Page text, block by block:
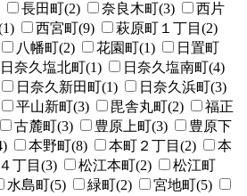
長田町(2) 奈良木町(3)
西片
西宮町(9)
萩原町１丁目(2)
八幡町(2) 花園町(1)
日置町
日奈久塩北町(1)
日奈久塩南町(4)
日奈久新田町(1)
日奈久浜町(3)
平山新町(3) 毘舎丸町(2)
福正
古麓町(3) 豊原上町(3)
豊原下
本野町(8) 本町２丁目(2)
本
丁目(3) 松江本町(2)
松江町
水島町(5) 緑町(2)
宮地町(5)